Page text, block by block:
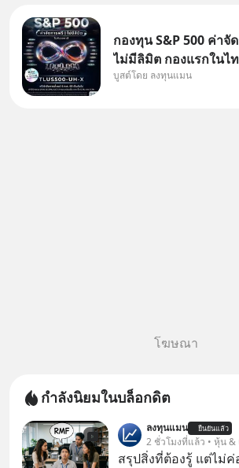
กองทุน S&P 500 ค่าจั
ไม่มีลิมิต กองแรกในไ
กองทุนที่ออกแบบมาเพื่
บูสต์โดย ลงทุนแมน
โฆษณา
กำลังนิยมในบล็อกดิต
ลงทุนแมน ยืนยันแล้ว
2 ชั่วโมงที่แล้ว • หุ้น &
สรุปสิ่งที่ต้องรู้ แต่ไม่